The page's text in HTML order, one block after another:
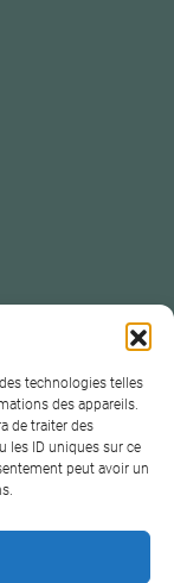
technologies telles
des appareils.
de traiter des
les ID uniques sur ce
peut avoir un
Protection
des données